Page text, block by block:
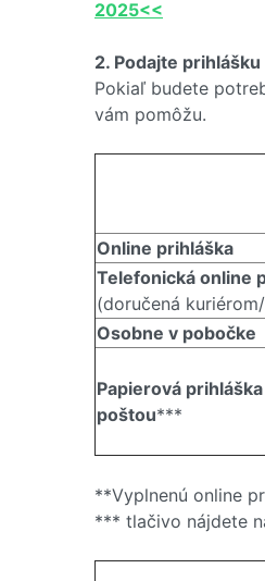
2025<<
2. Podajte prihlášku
Pokiaľ budete
vám pomôžu.
Online prihláška
Telefonická online
(doručená
Osobne v pobočke
Papierová
poštou***
**Vyplnenú online
*** tlačivo nájdete